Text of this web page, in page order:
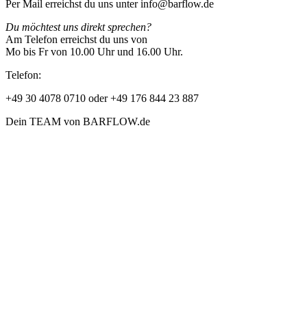
Per Mail erreichst du uns unter info@barflow.de
Du möchtest uns direkt sprechen?
Am Telefon erreichst du uns von
Mo bis Fr von 10.00 Uhr und 16.00 Uhr.
Telefon:
+49 30 4078 0710 oder +49 176 844 23 887
Dein TEAM von BARFLOW.de